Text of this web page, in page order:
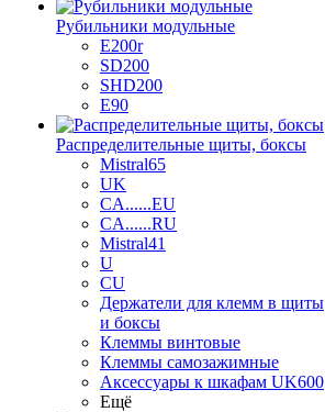
Рубильники модульные
E200r
SD200
SHD200
E90
Распределительные щиты, боксы
Mistral65
UK
CA......EU
CA......RU
Mistral41
U
CU
Держатели для клемм в щиты
и боксы
Клеммы винтовые
Клеммы самозажимные
Аксессуары к шкафам UK600
Ещё